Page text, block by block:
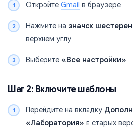
Откройте Gmail в браузере
Нажмите на значок
верхнем углу
Выберите «Все настройки»
Шаг 2: Включите шаблоны
Перейдите на вкладку
«Лаборатория» в старых